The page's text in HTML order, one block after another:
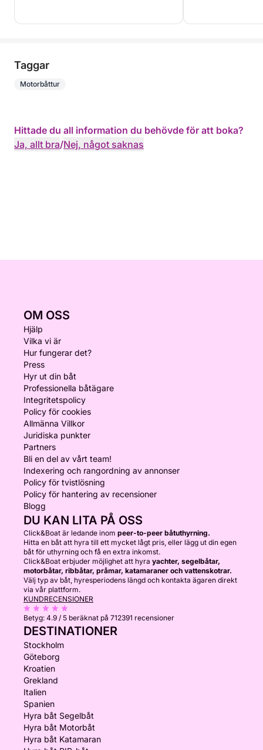
Taggar
Motorbåttur
Hittade du all information du behövde för att boka?
Ja, allt bra/Nej, något saknas
OM OSS
Hjälp
Vilka vi är
Hur fungerar det?
Press
Hyr ut din båt
Professionella båtägare
Integritetspolicy
Policy för cookies
Allmänna Villkor
Juridiska punkter
Partners
Bli en del av vårt team!
Indexering och rangordning av annonser
Policy för tvistlösning
Policy för hantering av recensioner
Blogg
DU KAN LITA PÅ OSS
Click&Boat är ledande inom peer-to-peer båtuthyrning.
Hitta en båt att hyra till ett mycket lågt pris, eller lägg ut din egen
båt för uthyrning och få en extra inkomst.
Click&Boat erbjuder möjlighet att hyra yachter, segelbåtar,
motorbåtar, ribbåtar, pråmar, katamaraner och vattenskotrar.
Välj typ av båt, hyresperiodens längd och kontakta ägaren direkt
via vår plattform.
KUNDRECENSIONER
Betyg: 4.9 / 5 beräknat på 712391 recensioner
DESTINATIONER
Stockholm
Göteborg
Kroatien
Grekland
Italien
Spanien
Hyra båt Segelbåt
Hyra båt Motorbåt
Hyra båt Katamaran